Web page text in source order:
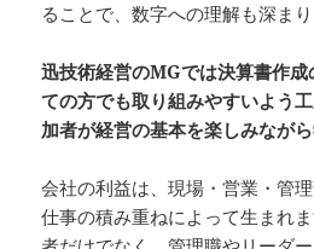
ることで、数字への理解も深まり
迅技術経営のMGでは決算書作
ての方でも取り組みやすいよう
加者が経営の基本を楽しみながら
会社の利益は、現場・営業・管
仕事の積み重ねによって生まれ